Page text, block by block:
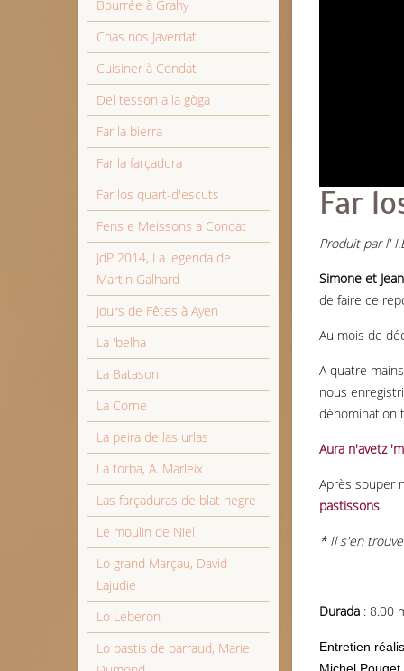
Far
Produit par l'
Simone et
de faire ce
Au mois de
A quatre
nous
dénomination
Aura n'avetz
Après souper
pastissons.
* Il s'en
Durada : 8.00
Entretien
Bourrée à Grahy
Chas nos Javerdat
Cuisiner à Condat
Del tesson a la gòga
Far la bierra
Far la farçadura
Far los quart-d'escuts
Fens e Meissons a Condat
JdP 2014, La legenda de
Martin Galhard
Jours de Fêtes à Ayen
La 'belha
La Batason
La Corne
La peira de las urlas
La torba, A. Marleix
Las farçaduras de blat negre
Le moulin de Niel
Lo grand Marçau, David
Lajudie
Lo Leberon
Lo pastis de barraud, Marie